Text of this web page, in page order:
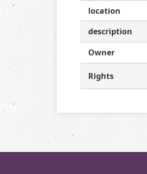
location
description
Owner
Rights